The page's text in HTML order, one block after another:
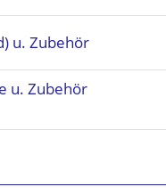
u. Zubehör
u. Zubehör